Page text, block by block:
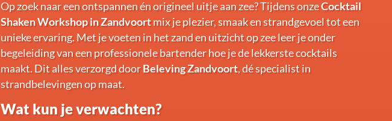
Op zoek naar een ontspannen én origineel uitje aan zee? Tijdens onzeCocktail
Shaken Workshop in Zandvoortmix je plezier, smaak en strandgevoel tot een
unieke ervaring. Met je voeten in het zand en uitzicht op zee leer je onder
begeleiding van een professionele bartender hoe je de lekkerste cocktails
maakt. Dit alles verzorgd doorBeleving Zandvoort, dé specialist in
strandbelevingen op maat.
Wat kun je verwachten?